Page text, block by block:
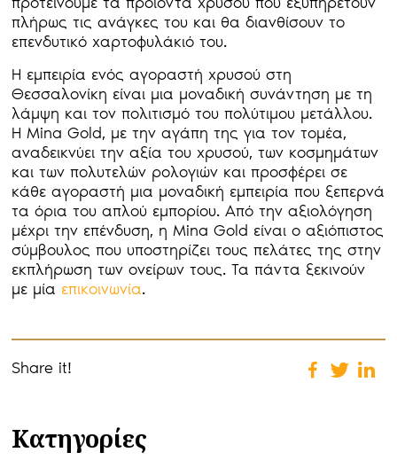
πλήρως τις ανάγκες του και θα διανθίσουν το
επενδυτικό χαρτοφυλάκιό του.
Η εμπειρία ενός αγοραστή χρυσού στη
Θεσσαλονίκη είναι μια μοναδική συνάντηση με τη
λάμψη και τον πολιτισμό του πολύτιμου μετάλλου.
Η Mina Gold, με την αγάπη της για τον τομέα,
αναδεικνύει την αξία του χρυσού, των κοσμημάτων
και των πολυτελών ρολογιών και προσφέρει σε
κάθε αγοραστή μια μοναδική εμπειρία που ξεπερνά
τα όρια του απλού εμπορίου. Από την αξιολόγηση
μέχρι την επένδυση, η Mina Gold είναι ο αξιόπιστος
σύμβουλος που υποστηρίζει τους πελάτες της στην
εκπλήρωση των ονείρων τους. Τα πάντα ξεκινούν
με μία επικοινωνία.
Share it!
Κατηγορίες